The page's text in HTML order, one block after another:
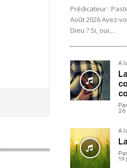
Prédicateur :
Août 2026 Avez-
Dieu ? Si, oui,...
A
A
19